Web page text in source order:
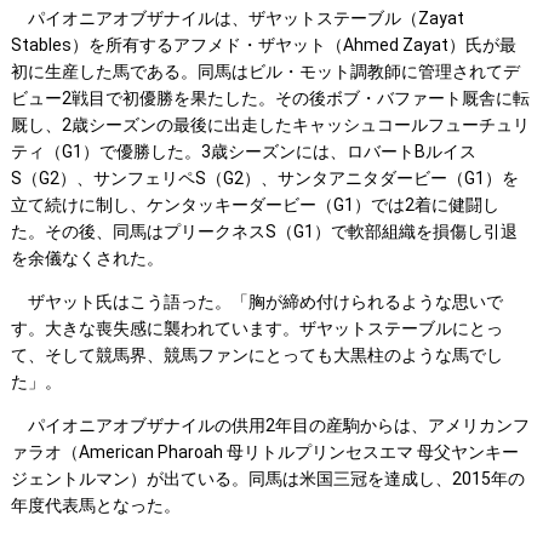
パイオニアオブザナイルは、ザヤットステーブル（Zayat
Stables）を所有するアフメド・ザヤット（Ahmed Zayat）氏が最
初に生産した馬である。同馬はビル・モット調教師に管理されてデ
ビュー2戦目で初優勝を果たした。その後ボブ・バファート厩舎に転
厩し、2歳シーズンの最後に出走したキャッシュコールフューチュリ
ティ（G1）で優勝した。3歳シーズンには、ロバートBルイス
S（G2）、サンフェリペS（G2）、サンタアニタダービー（G1）を
立て続けに制し、ケンタッキーダービー（G1）では2着に健闘し
た。その後、同馬はプリークネスS（G1）で軟部組織を損傷し引退
を余儀なくされた。
ザヤット氏はこう語った。「胸が締め付けられるような思いで
す。大きな喪失感に襲われています。ザヤットステーブルにとっ
て、そして競馬界、競馬ファンにとっても大黒柱のような馬でし
た」。
パイオニアオブザナイルの供用2年目の産駒からは、アメリカンフ
ァラオ（American Pharoah 母リトルプリンセスエマ 母父ヤンキー
ジェントルマン）が出ている。同馬は米国三冠を達成し、2015年の
年度代表馬となった。